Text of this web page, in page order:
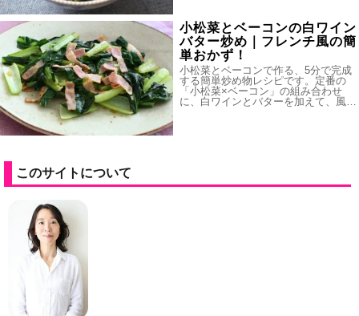
小松菜とベーコンの白ワイン
バター炒め｜フレンチ風の簡
単おかず！
小松菜とベーコンで作る、5分で完成
する簡単炒め物レシピです。定番の
「小松菜×ベーコン」の組み合わせ
に、白ワインとバターを加えて、風…
このサイトについて